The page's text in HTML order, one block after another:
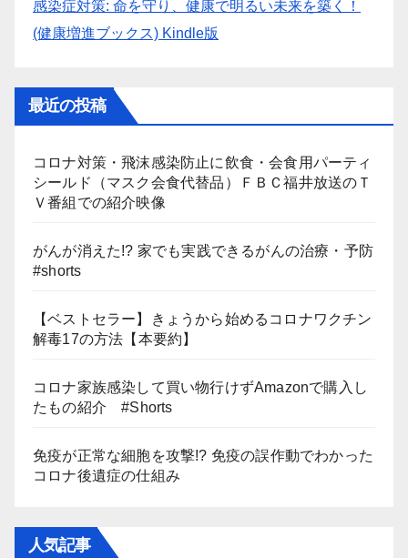
感染症対策: 命を守り、健康で明るい未来を築く！
(健康増進ブックス) Kindle版
最近の投稿
コロナ対策・飛沫感染防止に飲食・会食用パーティ
シールド（マスク会食代替品）ＦＢＣ福井放送のＴ
Ｖ番組での紹介映像
がんが消えた!? 家でも実践できるがんの治療・予防
#shorts
【ベストセラー】きょうから始めるコロナワクチン
解毒17の方法【本要約】
コロナ家族感染して買い物行けずAmazonで購入し
たもの紹介 #Shorts
免疫が正常な細胞を攻撃!? 免疫の誤作動でわかった
コロナ後遺症の仕組み
人気記事